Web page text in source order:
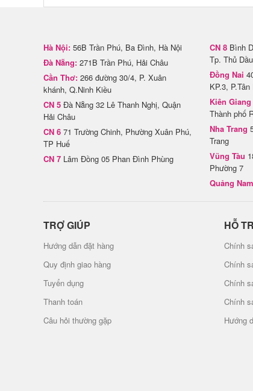
Hà Nội: 56B Trần Phú, Ba Đình, Hà Nội
Đà Nẵng: 271B Trần Phú, Hải Châu
Cần Thơ: 266 đường 30/4, P. Xuân
khánh, Q.Ninh Kiều
CN 5 Đà Nẵng 32 Lê Thanh Nghị, Quận
Hải Châu
CN 6 71 Trường Chinh, Phường Xuân Phú,
TP Huế
CN 7 Lâm Đồng 05 Phan Đình Phùng
CN 8 Bình
Tp. Thủ
Đồng Nai
KP.3,
Kiên Giang
Thành phố
Nha Trang
Trang
Vũng Tàu
Phường 7
Quảng Nam
TRỢ GIÚP
Hướng dẫn đặt hàng
Quy định giao hàng
Tuyển dụng
Thanh toán
Câu hỏi thường gặp
HỖ
Chính
Chính
Chính
Chính
Hướng